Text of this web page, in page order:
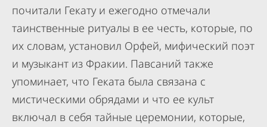
почитали Гекату и ежегодно отмечали
таинственные ритуалы в ее честь, которые, по
их словам, установил Орфей, мифический поэт
и музыкант из Фракии. Павсаний также
упоминает, что Геката была связана с
мистическими обрядами и что ее культ
включал в себя тайные церемонии, которые,